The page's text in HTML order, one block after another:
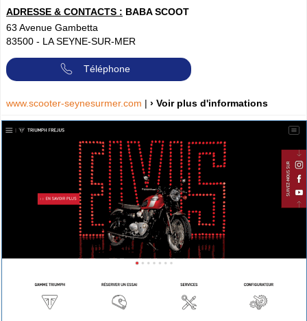
ADRESSE & CONTACTS : BABA SCOOT
63 Avenue Gambetta
83500 - LA SEYNE-SUR-MER
Téléphone
www.scooter-seynesurmer.com | › Voir plus d'informations